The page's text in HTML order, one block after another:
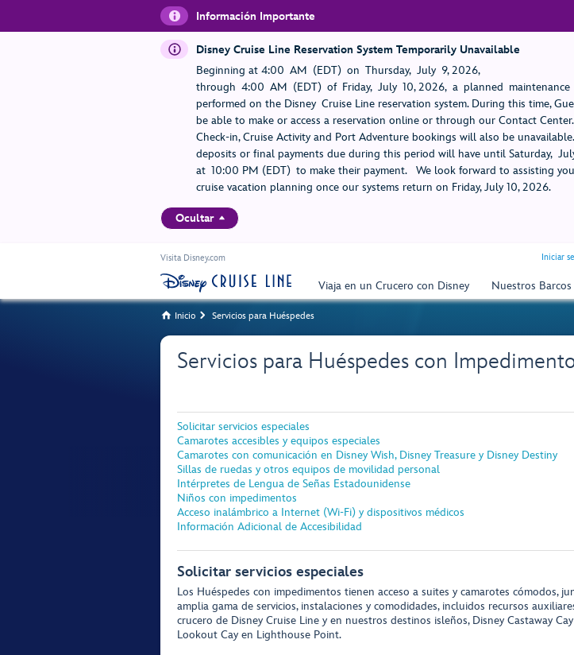
Información Importante
Disney Cruise Line Reservation System Temporarily Unavailable
Beginning at 4:00 AM (EDT) on Thursday, July 9, 2026,
through 4:00 AM (EDT) of Friday, July 10, 2026, a planned
performed on the Disney Cruise Line reservation system. During this time,
be able to make or access a reservation online or through our Contact
Check-in, Cruise Activity and Port Adventure bookings will also be
deposits or final payments due during this period will have until Saturday,
at 10:00 PM (EDT) to make their payment. We look forward to assisting
cruise vacation planning once our systems return on Friday, July 10, 2026.
Ocultar
Visita Disney.com Iniciar
Viaja en un Crucero con Disney Nuestros Barcos
 Inicio  Servicios para Huéspedes
Servicios para Huéspedes con
Solicitar servicios especiales
Camarotes accesibles y equipos especiales
Camarotes con comunicación en Disney Wish, Disney Treasure y Disney Destiny
Sillas de ruedas y otros equipos de movilidad personal
Intérpretes de Lengua de Señas Estadounidense
Niños con impedimentos
Acceso inalámbrico a Internet (Wi-Fi) y dispositivos médicos
Información Adicional de Accesibilidad
Solicitar servicios especiales
Los Huéspedes con impedimentos tienen acceso a suites y camarotes cómodos,
amplia gama de servicios, instalaciones y comodidades, incluidos recursos
crucero de Disney Cruise Line y en nuestros destinos isleños, Disney Castaway
Lookout Cay en Lighthouse Point.